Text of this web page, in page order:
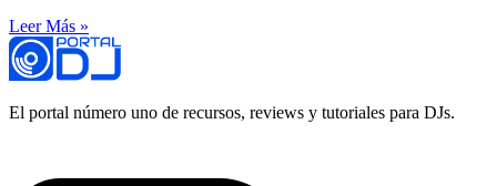
Leer Más »
El portal número uno de recursos, reviews y tutoriales para DJs.